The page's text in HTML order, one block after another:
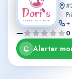
+
— 0
Alerter